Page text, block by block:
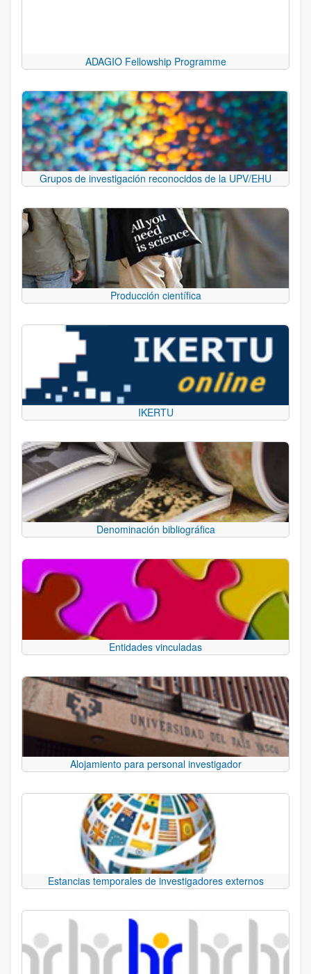
ADAGIO Fellowship Programme
Grupos de investigación reconocidos de la UPV/EHU
Producción científica
IKERTU
Denominación bibliográfica
Entidades vinculadas
Alojamiento para personal investigador
Estancias temporales de investigadores externos